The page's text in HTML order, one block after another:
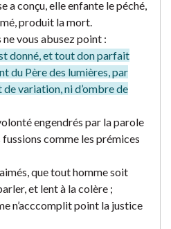
a conçu, elle enfante le péché,
produit la mort.
vous abusez point :
donné, et tout don parfait
du Père des lumières, par
de variation, ni d’ombre de
engendrés par la parole
comme les prémices
que tout homme soit
et lent à la colère ;
n’acccomplit point la justice